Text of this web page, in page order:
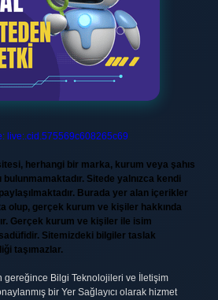
live:.cid.575569c608265c69
herhangi bir marka, kurum veya şahıs
Sitede yalnızca kendi
paylaşılmaktadır. Burada yer alan içerikler
olup, gerçek kurum ve kişiler hakkında
Gerçek kurum ve kişiler ile isim
Sitemizdeki bilgiler taslak
taşımazlar.
gereğince Bilgi Teknolojileri ve İletişim
bir Yer Sağlayıcı olarak hizmet